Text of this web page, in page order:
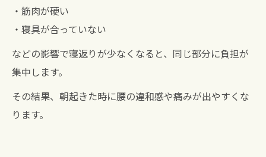
・筋肉が硬い
・寝具が合っていない
などの影響で寝返りが少なくなると、同じ部分に負担が
集中します。
その結果、朝起きた時に腰の違和感や痛みが出やすくな
ります。